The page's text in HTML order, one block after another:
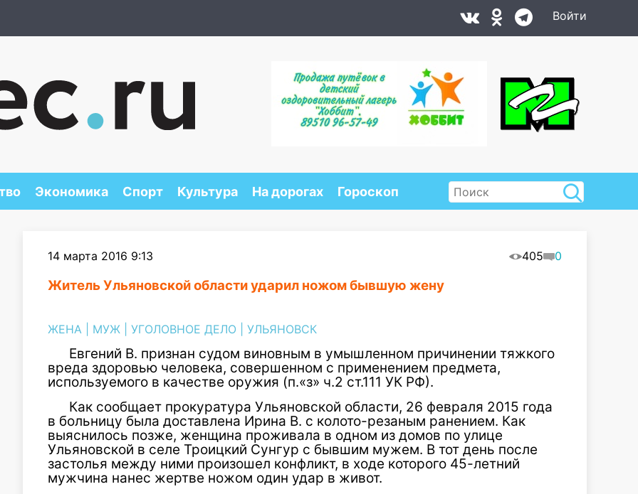
Войти
Экономика Спорт Культура На дорогах Гороскоп
14 марта 2016 9:13 405 0
Житель Ульяновской области ударил ножом бывшую жену
ЖЕНА МУЖ УГОЛОВНОЕ ДЕЛО УЛЬЯНОВСК
Евгений В. признан судом виновным в умышленном причинении тяжкого
вреда здоровью человека, совершенном с применением предмета,
используемого в качестве оружия (п.«з» ч.2 ст.111 УК РФ).
Как сообщает прокуратура Ульяновской области, 26 февраля 2015 года
в больницу была доставлена Ирина В. с колото-резаным ранением. Как
выяснилось позже, женщина проживала в одном из домов по улице
Ульяновской в селе Троицкий Сунгур с бывшим мужем. В тот день после
застолья между ними произошел конфликт, в ходе которого 45-летний
мужчина нанес жертве ножом один удар в живот.